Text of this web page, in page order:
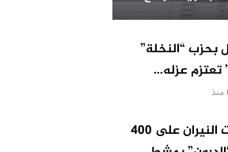
بحزب “النخلة”
تعتزم عزله…
بعد أن أتت النيران على 400